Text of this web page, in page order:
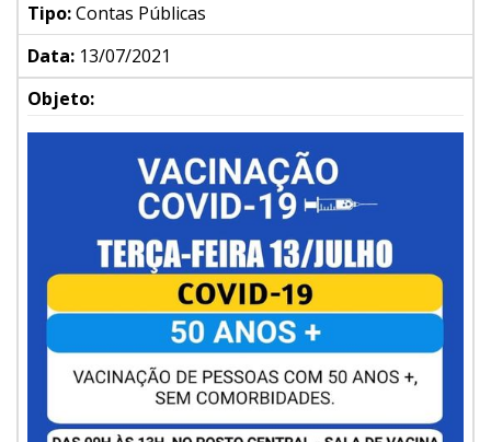
Tipo:Contas Públicas
Data: 13/07/2021
Objeto: